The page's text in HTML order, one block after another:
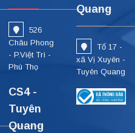
526
Châu Phong
- P.Việt Trì -
Phú Thọ
CS4 -
Tuyên
Quang
Quang
Tổ 17 -
xã Vị Xuyên -
Tuyên Quang